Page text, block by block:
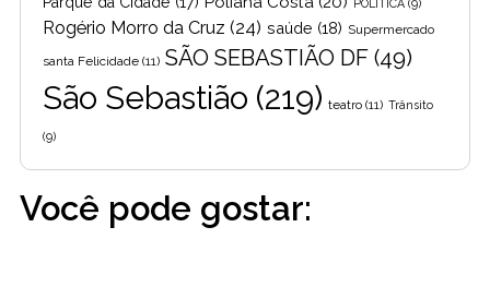
POLITICA (9)
Rogério Morro da Cruz (24) saúde (18) Supermercado
santa Felicidade (11) SÃO SEBASTIÃO DF (49)
São Sebastião (219) teatro (11) Trânsito
(9)
Você pode gostar: